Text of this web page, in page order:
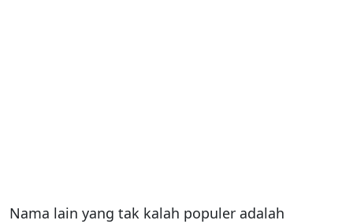
Nama lain yang tak kalah populer adalah